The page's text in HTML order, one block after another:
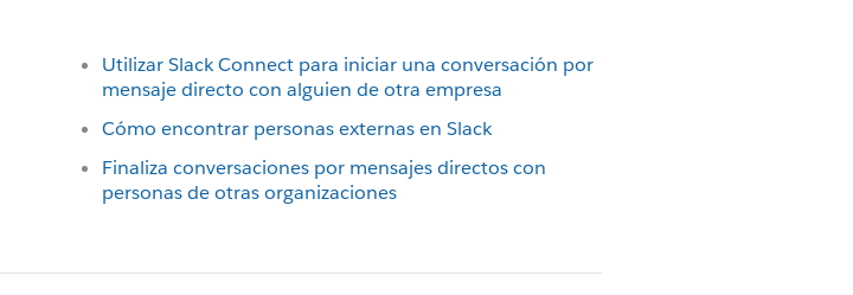
Utilizar Slack Connect para iniciar una conversación por
mensaje directo con alguien de otra empresa
Cómo encontrar personas externas en Slack
Finaliza conversaciones por mensajes directos con
personas de otras organizaciones